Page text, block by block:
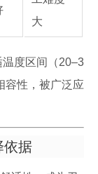
大
度区间（20–3
容性，被广泛应
依据